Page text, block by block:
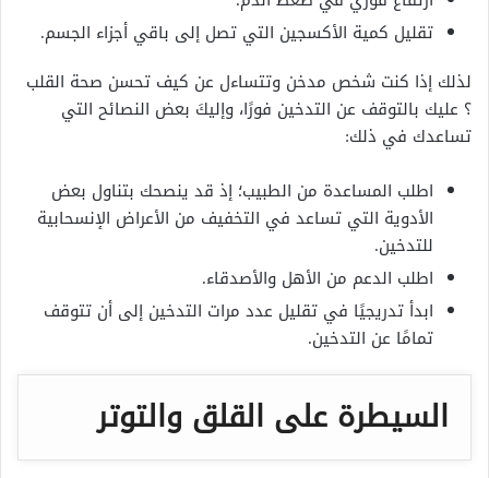
تقليل كمية الأكسجين التي تصل إلى باقي أجزاء الجسم.
لذلك إذا كنت شخص مدخن وتتساءل عن كيف تحسن صحة القلب
؟ عليك بالتوقف عن التدخين فورًا، وإليكَ بعض النصائح التي
تساعدك في ذلك:
اطلب المساعدة من الطبيب؛ إذ قد ينصحك بتناول بعض
الأدوية التي تساعد في التخفيف من الأعراض الإنسحابية
للتدخين.
اطلب الدعم من الأهل والأصدقاء.
ابدأ تدريجيًا في تقليل عدد مرات التدخين إلى أن تتوقف
تمامًا عن التدخين.
السيطرة على القلق والتوتر